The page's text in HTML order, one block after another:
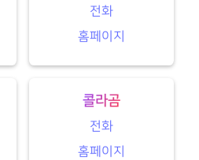
전화
홈페이지
콜라곰
전화
홈페이지